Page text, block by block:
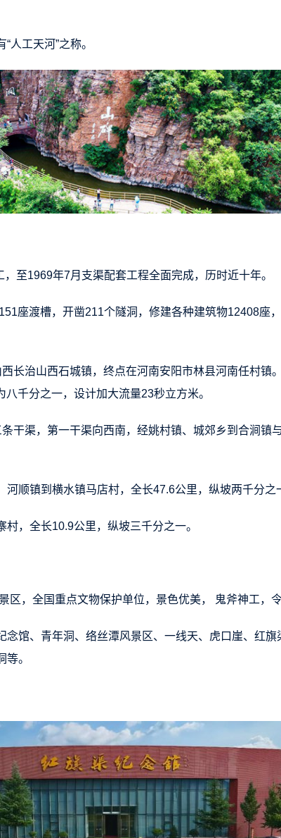
人工天河”之称。
至1969年7月支渠配套工程全面完成，历时近十年。
座渡槽，开凿211个隧洞，修建各种建筑物12408座
长治山西石城镇，终点在河南安阳市林县河南任村镇
千分之一，设计加大流量23秒立方米。
条干渠，第一干渠向西南，经姚村镇、城郊乡到合涧镇
河顺镇到横水镇马店村，全长47.6公里，纵坡两千分之
，全长10.9公里，纵坡三千分之一。
区，全国重点文物保护单位，景色优美， 鬼斧神工，令
念馆、青年洞、络丝潭风景区、一线天、虎口崖、红旗
。